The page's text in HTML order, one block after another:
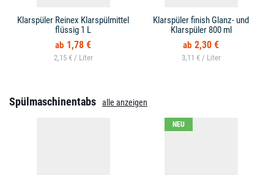
Klarspüler Reinex Klarspülmittel
flüssig 1 L
1,78 €
2,15 € /
Klarspüler finish Glanz- und
Klarspüler 800 ml
2,30 €
3,11 € /
Spülmaschinentabs alle anzeigen
NEU